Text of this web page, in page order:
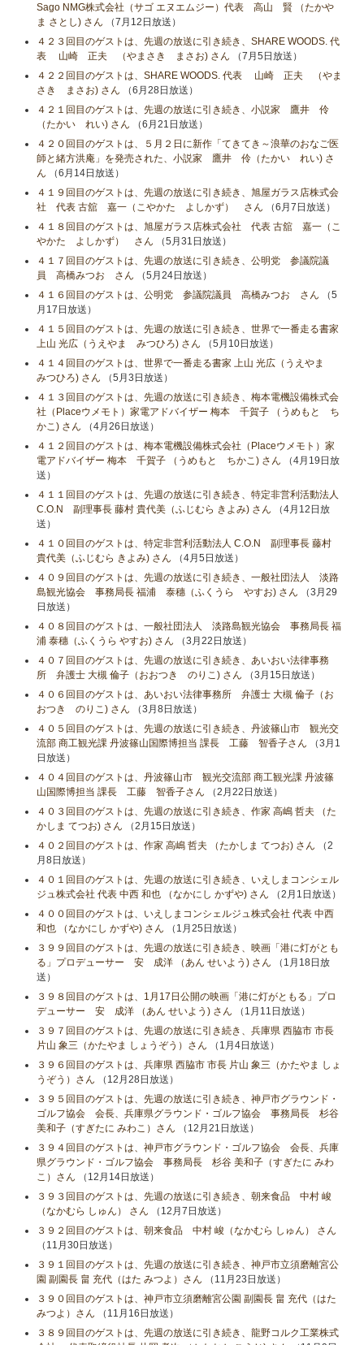
Sago NMG株式会社（サゴ エヌエムジー）代表 高山 賢 （たかや
ま さとし) さん （7月12日放送）
４２３回目のゲストは、先週の放送に引き続き、SHARE WOODS. 代
表 山崎 正夫 （やまさき まさお) さん （7月5日放送）
４２２回目のゲストは、SHARE WOODS. 代表 山崎 正夫 （やま
さき まさお) さん （6月28日放送）
４２１回目のゲストは、先週の放送に引き続き、小説家 鷹井 伶
（たかい れい) さん （6月21日放送）
４２０回目のゲストは、５月２日に新作「てきてき～浪華のおなご医
師と緒方洪庵」を発売された、小説家 鷹井 伶（たかい れい) さ
ん （6月14日放送）
４１９回目のゲストは、先週の放送に引き続き、旭屋ガラス店株式会
社 代表 古舘 嘉一（こやかた よしかず） さん （6月7日放送）
４１８回目のゲストは、旭屋ガラス店株式会社 代表 古舘 嘉一（こ
やかた よしかず） さん （5月31日放送）
４１７回目のゲストは、先週の放送に引き続き、公明党 参議院議
員 高橋みつお さん （5月24日放送）
４１６回目のゲストは、公明党 参議院議員 高橋みつお さん （5
月17日放送）
４１５回目のゲストは、先週の放送に引き続き、世界で一番走る書家
上山 光広（うえやま みつひろ) さん （5月10日放送）
４１４回目のゲストは、世界で一番走る書家 上山 光広（うえやま
みつひろ) さん （5月3日放送）
４１３回目のゲストは、先週の放送に引き続き、梅本電機設備株式会
社（Placeウメモト）家電アドバイザー 梅本 千賀子 （うめもと ち
かこ) さん （4月26日放送）
４１２回目のゲストは、梅本電機設備株式会社（Placeウメモト）家
電アドバイザー 梅本 千賀子 （うめもと ちかこ) さん （4月19日放
送）
４１１回目のゲストは、先週の放送に引き続き、特定非営利活動法人
C.O.N 副理事長 藤村 貴代美（ふじむら きよみ) さん （4月12日放
送）
４１０回目のゲストは、特定非営利活動法人 C.O.N 副理事長 藤村
貴代美（ふじむら きよみ) さん （4月5日放送）
４０９回目のゲストは、先週の放送に引き続き、一般社団法人 淡路
島観光協会 事務局長 福浦 泰穗（ふくうら やすお) さん （3月29
日放送）
４０８回目のゲストは、一般社団法人 淡路島観光協会 事務局長 福
浦 泰穗（ふくうら やすお) さん （3月22日放送）
４０７回目のゲストは、先週の放送に引き続き、あいおい法律事務
所 弁護士 大槻 倫子（おおつき のりこ) さん （3月15日放送）
４０６回目のゲストは、あいおい法律事務所 弁護士 大槻 倫子（お
おつき のりこ) さん （3月8日放送）
４０５回目のゲストは、先週の放送に引き続き、丹波篠山市 観光交
流部 商工観光課 丹波篠山国際博担当 課長 工藤 智香子さん （3月1
日放送）
４０４回目のゲストは、丹波篠山市 観光交流部 商工観光課 丹波篠
山国際博担当 課長 工藤 智香子さん （2月22日放送）
４０３回目のゲストは、先週の放送に引き続き、作家 高嶋 哲夫 （た
かしま てつお) さん （2月15日放送）
４０２回目のゲストは、作家 高嶋 哲夫 （たかしま てつお) さん （2
月8日放送）
４０１回目のゲストは、先週の放送に引き続き、いえしまコンシェル
ジュ株式会社 代表 中西 和也 （なかにし かずや) さん （2月1日放送）
４００回目のゲストは、いえしまコンシェルジュ株式会社 代表 中西
和也 （なかにし かずや) さん （1月25日放送）
３９９回目のゲストは、先週の放送に引き続き、映画「港に灯がとも
る」プロデューサー 安 成洋 （あん せいよう) さん （1月18日放
送）
３９８回目のゲストは、1月17日公開の映画「港に灯がともる」プロ
デューサー 安 成洋 （あん せいよう) さん （1月11日放送）
３９７回目のゲストは、先週の放送に引き続き、兵庫県 西脇市 市長
片山 象三（かたやま しょうぞう）さん （1月4日放送）
３９６回目のゲストは、兵庫県 西脇市 市長 片山 象三（かたやま しょ
うぞう）さん （12月28日放送）
３９５回目のゲストは、先週の放送に引き続き、神戸市グラウンド・
ゴルフ協会 会長、兵庫県グラウンド・ゴルフ協会 事務局長 杉谷
美和子（すぎたに みわこ）さん （12月21日放送）
３９４回目のゲストは、神戸市グラウンド・ゴルフ協会 会長、兵庫
県グラウンド・ゴルフ協会 事務局長 杉谷 美和子（すぎたに みわ
こ）さん （12月14日放送）
３９３回目のゲストは、先週の放送に引き続き、朝来食品 中村 峻
（なかむら しゅん） さん （12月7日放送）
３９２回目のゲストは、朝来食品 中村 峻（なかむら しゅん） さん
（11月30日放送）
３９１回目のゲストは、先週の放送に引き続き、神戸市立須磨離宮公
園 副園長 畠 充代（はた みつよ）さん （11月23日放送）
３９０回目のゲストは、神戸市立須磨離宮公園 副園長 畠 充代（はた
みつよ）さん （11月16日放送）
３８９回目のゲストは、先週の放送に引き続き、龍野コルク工業株式